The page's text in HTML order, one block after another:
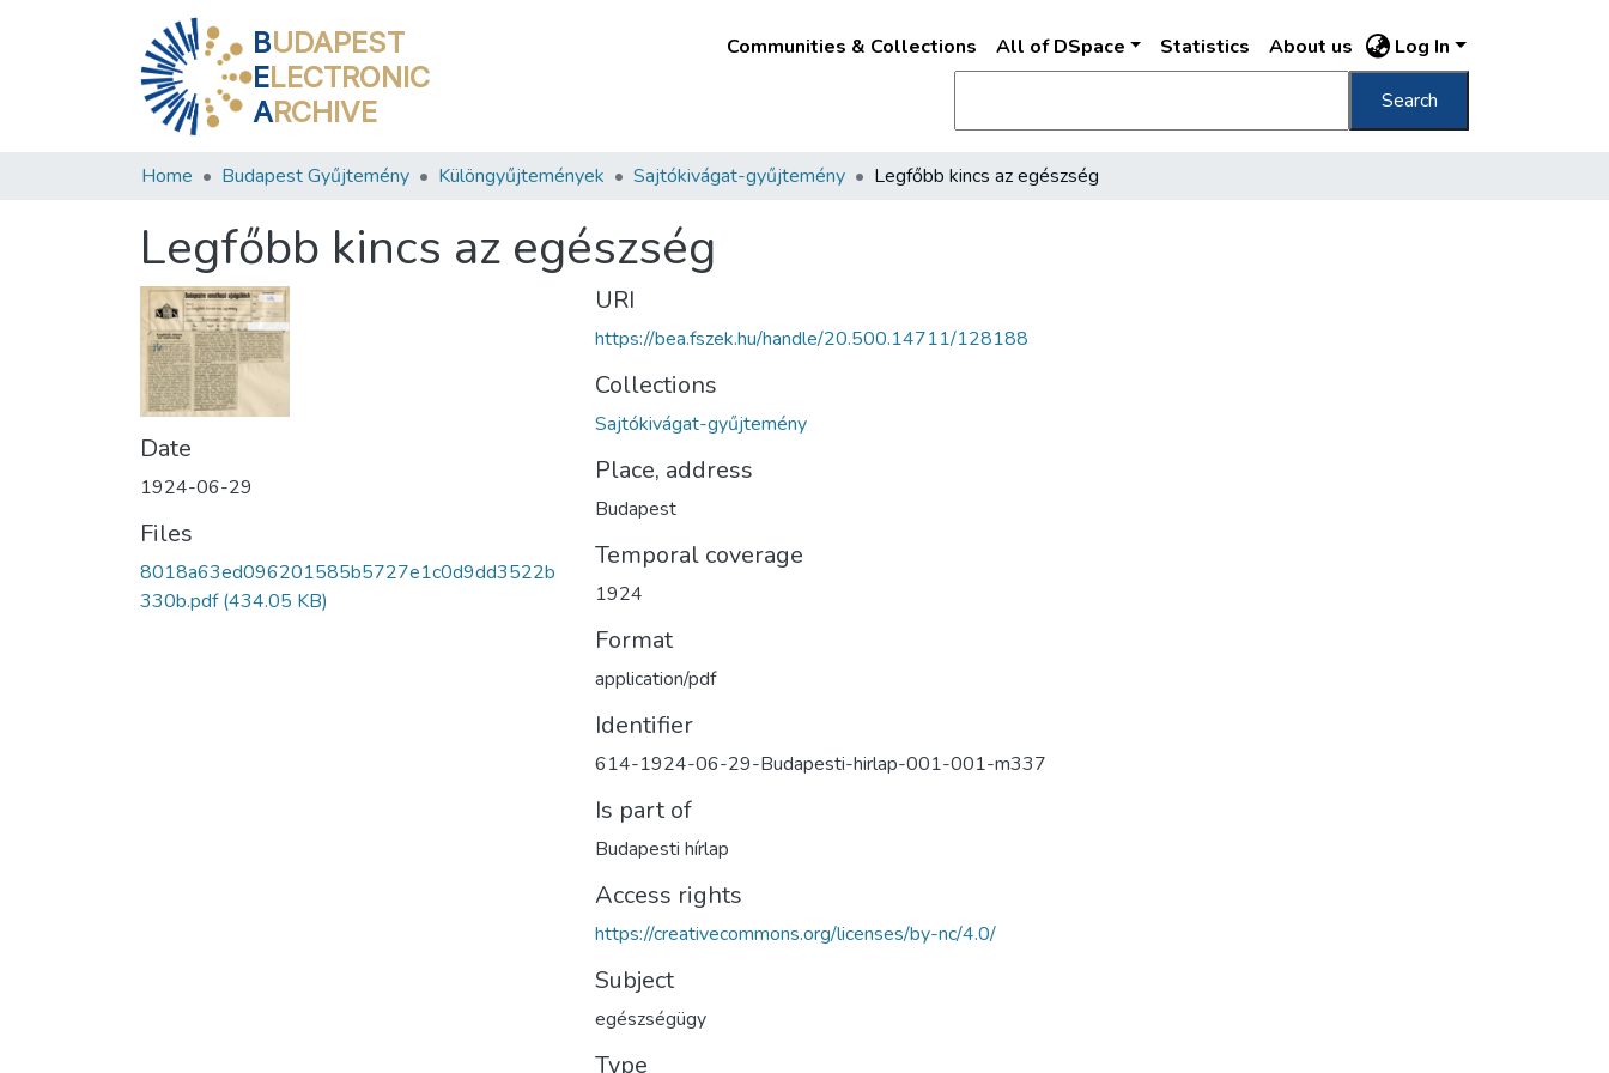
BUDAPEST
ELECTRONIC
ARCHIVE
Communities & Collections All of DSpace Statistics About us Log In
Search
Home Budapest Gyűjtemény Különgyűjtemények Sajtókivágat-gyűjtemény Legfőbb kincs az egészség
Legfőbb kincs az egészség
Date
1924-06-29
Files
8018a63ed096201585b5727e1c0d9dd3522b
330b.pdf(434.05 KB)
URI
https://bea.fszek.hu/handle/20.500.14711/128188
Collections
Sajtókivágat-gyűjtemény
Place, address
Budapest
Temporal coverage
1924
Format
application/pdf
Identifier
614-1924-06-29-Budapesti-hirlap-001-001-m337
Is part of
Budapesti hírlap
Access rights
https://creativecommons.org/licenses/by-nc/4.0/
Subject
egészségügy
Type